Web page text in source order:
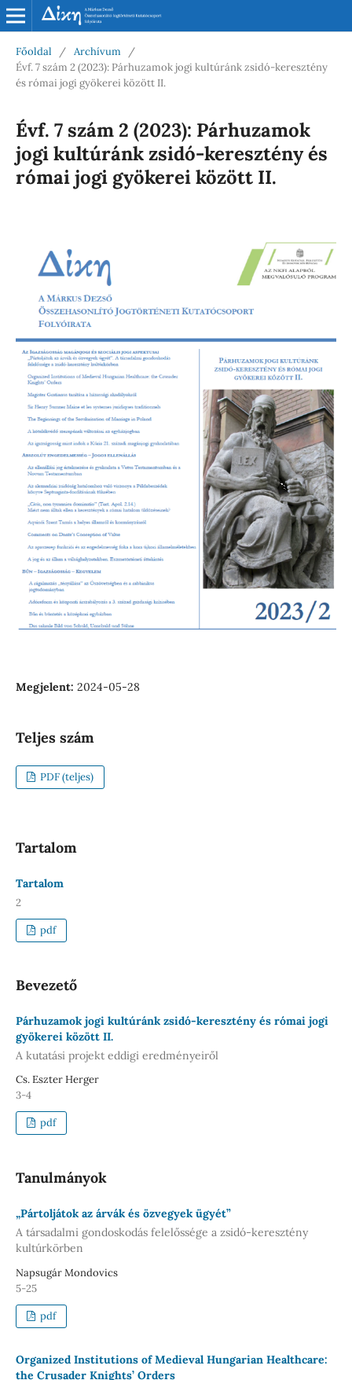
Főoldal / Archívum
/
Évf. 7 szám 2 (2023): Párhuzamok jogi kultúránk zsidó-keresztény
és római jogi gyökerei között II.
Évf. 7 szám 2 (2023): Párhuzamok
jogi kultúránk zsidó-keresztény és
római jogi gyökerei között II.
Megjelent: 2024-05-28
Teljes szám
PDF (teljes)
Tartalom
Tartalom
2
pdf
Bevezető
Párhuzamok jogi kultúránk zsidó-keresztény és római jogi
gyökerei között II.
A kutatási projekt eddigi eredményeiről
Cs. Eszter Herger
3-4
pdf
Tanulmányok
„Pártoljátok az árvák és özvegyek ügyét”
A társadalmi gondoskodás felelőssége a zsidó-keresztény
kultúrkörben
Napsugár Mondovics
5-25
pdf
Organized Institutions of Medieval Hungarian Healthcare:
the Crusader Knights’ Orders